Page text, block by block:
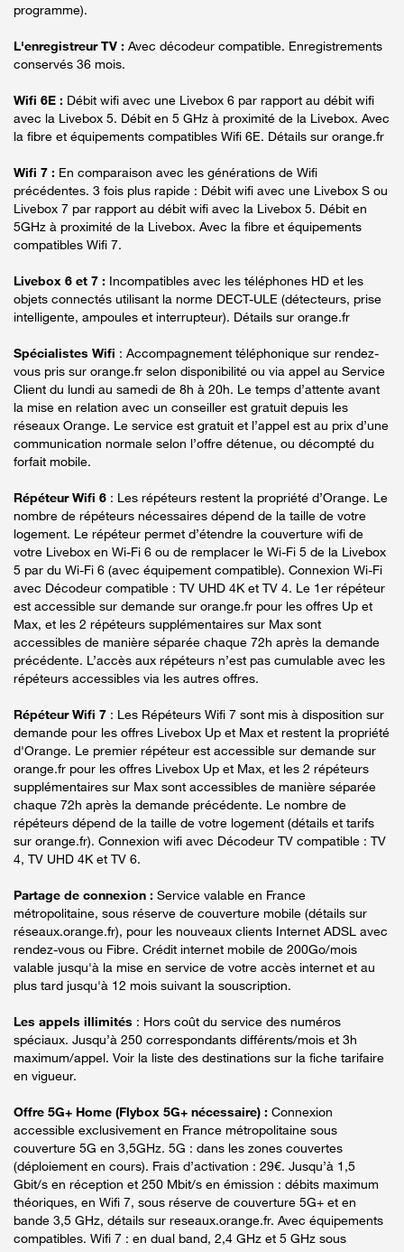
programme).
L'enregistreur TV : Avec décodeur compatible. Enregistrements
conservés 36 mois.
Wifi 6E : Débit wifi avec une Livebox 6 par rapport au débit wifi
avec la Livebox 5. Débit en 5 GHz à proximité de la Livebox. Avec
la fibre et équipements compatibles Wifi 6E. Détails sur orange.fr
Wifi 7 : En comparaison avec les générations de Wifi
précédentes. 3 fois plus rapide : Débit wifi avec une Livebox S ou
Livebox 7 par rapport au débit wifi avec la Livebox 5. Débit en
5GHz à proximité de la Livebox. Avec la fibre et équipements
compatibles Wifi 7.
Livebox 6 et 7 : Incompatibles avec les téléphones HD et les
objets connectés utilisant la norme DECT-ULE (détecteurs, prise
intelligente, ampoules et interrupteur). Détails sur orange.fr
Spécialistes Wifi : Accompagnement téléphonique sur rendez-
vous pris sur orange.fr selon disponibilité ou via appel au Service
Client du lundi au samedi de 8h à 20h. Le temps d’attente avant
la mise en relation avec un conseiller est gratuit depuis les
réseaux Orange. Le service est gratuit et l’appel est au prix d’une
communication normale selon l’offre détenue, ou décompté du
forfait mobile.
Répéteur Wifi 6 : Les répéteurs restent la propriété d’Orange. Le
nombre de répéteurs nécessaires dépend de la taille de votre
logement. Le répéteur permet d’étendre la couverture wifi de
votre Livebox en Wi-Fi 6 ou de remplacer le Wi-Fi 5 de la Livebox
5 par du Wi-Fi 6 (avec équipement compatible). Connexion Wi-Fi
avec Décodeur compatible : TV UHD 4K et TV 4. Le 1er répéteur
est accessible sur demande sur orange.fr pour les offres Up et
Max, et les 2 répéteurs supplémentaires sur Max sont
accessibles de manière séparée chaque 72h après la demande
précédente. L’accès aux répéteurs n’est pas cumulable avec les
répéteurs accessibles via les autres offres.
Répéteur Wifi 7 : Les Répéteurs Wifi 7 sont mis à disposition sur
demande pour les offres Livebox Up et Max et restent la propriété
d'Orange. Le premier répéteur est accessible sur demande sur
orange.fr pour les offres Livebox Up et Max, et les 2 répéteurs
supplémentaires sur Max sont accessibles de manière séparée
chaque 72h après la demande précédente. Le nombre de
répéteurs dépend de la taille de votre logement (détails et tarifs
sur orange.fr). Connexion wifi avec Décodeur TV compatible : TV
4, TV UHD 4K et TV 6.
Partage de connexion : Service valable en France
métropolitaine, sous réserve de couverture mobile (détails sur
réseaux.orange.fr), pour les nouveaux clients Internet ADSL avec
rendez-vous ou Fibre. Crédit internet mobile de 200Go/mois
valable jusqu'à la mise en service de votre accès internet et au
plus tard jusqu'à 12 mois suivant la souscription.
Les appels illimités : Hors coût du service des numéros
spéciaux. Jusqu’à 250 correspondants différents/mois et 3h
maximum/appel. Voir la liste des destinations sur la fiche tarifaire
en vigueur.
Offre 5G+ Home (Flybox 5G+ nécessaire) : Connexion
accessible exclusivement en France métropolitaine sous
couverture 5G en 3,5GHz. 5G : dans les zones couvertes
(déploiement en cours). Frais d’activation : 29€. Jusqu’à 1,5
Gbit/s en réception et 250 Mbit/s en émission : débits maximum
théoriques, en Wifi 7, sous réserve de couverture 5G+ et en
bande 3,5 GHz, détails sur reseaux.orange.fr. Avec équipements
compatibles. Wifi 7 : en dual band, 2,4 GHz et 5 GHz sous